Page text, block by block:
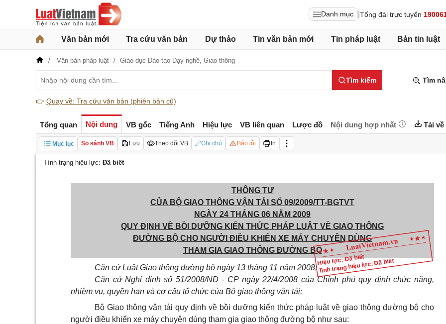
Danh mục Tổng đài trực tuyến
Văn bản mới Tra cứu văn bản Dự thảo Tin văn bản mới Tin pháp luật Bản tin luật
Văn bản pháp luật Giáo dục-Đào tạo-Dạy nghề, Giao thông
Tìm kiếm Tìm
👉 Quay về: Tra cứu văn bản (phiên bản cũ)
Tổng quan Nội dung VB gốc Tiếng Anh Hiệu lực VB liên quan Lược đồ Nội dung hợp nhất Tải về
Mục lục So sánh VB Lưu Theo dõi VB Ghi chú Báo lỗi In
Tình trạng hiệu lực: Đã biết
Hiệu lực: Đã biết
Tình trạng hiệu lực: Đã biết
THÔNG TƯ
CỦA BỘ GIAO THÔNG VẬN TẢI SỐ 09/2009/TT-BGTVT
NGÀY 24 THÁNG 06 NĂM 2009
QUY ĐỊNH VỀ BỒI DƯỠNG KIẾN THỨC PHÁP LUẬT VỀ GIAO THÔNG
ĐƯỜNG BỘ CHO NGƯỜI ĐIỀU KHIỂN XE MÁY CHUYÊN DÙNG
THAM GIA GIAO THÔNG ĐƯỜNG BỘ
Căn cứ Luật Giao thông đường bộ ngày 13 tháng 11 năm 2008;
Căn cứ Nghị định số 51/2008/NĐ - CP ngày 22/4/2008 của Chính phủ quy định chức năng,
nhiệm vụ, quyền hạn và cơ cấu tổ chức của Bộ giao thông vận tải;
Bộ Giao thông vận tải quy định về bồi dưỡng kiến thức pháp luật về giao thông đường bộ cho
người điều khiển xe máy chuyên dùng tham gia giao thông đường bộ như sau: